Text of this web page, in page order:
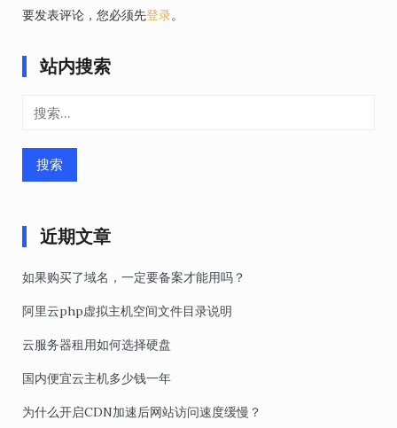
要发表评论，您必须先登录。
站内搜索
近期文章
如果购买了域名，一定要备案才能用吗？
阿里云php虚拟主机空间文件目录说明
云服务器租用如何选择硬盘
国内便宜云主机多少钱一年
为什么开启CDN加速后网站访问速度缓慢？